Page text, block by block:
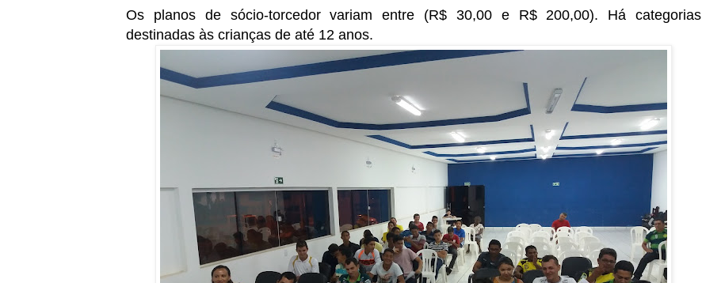
Os planos de sócio-torcedor variam entre (R$ 30,00 e R$ 200,00). Há categorias
destinadas às crianças de até 12 anos.